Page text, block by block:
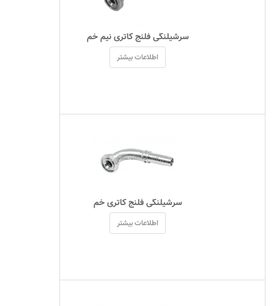
سرشيلنگی فلنج کاتری نیم خم
اطلاعات بیشتر
سرشيلنگی فلنج کاتری خم
اطلاعات بیشتر